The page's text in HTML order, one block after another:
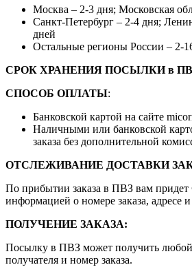
Москва – 2-3 дня; Московская
Санкт-Петербург – 2-4 дня;
дней
Остальные регионы России – 2-
СРОК ХРАНЕНИЯ ПОСЫЛКИ в
СПОСОБ ОПЛАТЫ:
Банковской картой на сайте
Наличными или банковской
заказа без дополнительной
ОТСЛЕЖИВАНИЕ ДОСТАВКИ
По прибытии заказа в ПВЗ вам
информацией о номере заказа, адресе
ПОЛУЧЕНИЕ ЗАКАЗА:
Посылку в ПВЗ может получить
получателя и номер заказа.